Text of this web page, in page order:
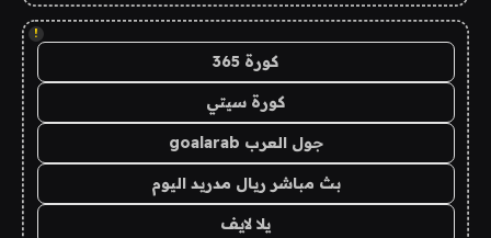
!
كورة 365
كورة سيتي
جول العرب goalarab
بث مباشر ريال مدريد اليوم
يلا لايف